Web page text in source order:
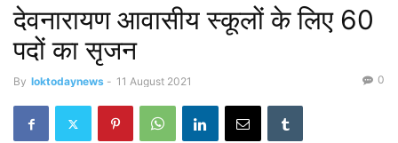
देवनारायण आवासीय स्कूलों के लिए 60
पदों का सृजन
By loktodaynews - 11 August 2021 0